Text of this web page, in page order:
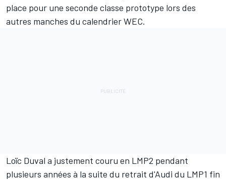
place pour une seconde classe prototype lors des
autres manches du calendrier WEC.
Loïc Duval a justement couru en LMP2 pendant
plusieurs années à la suite du retrait d'Audi du LMP1 fin